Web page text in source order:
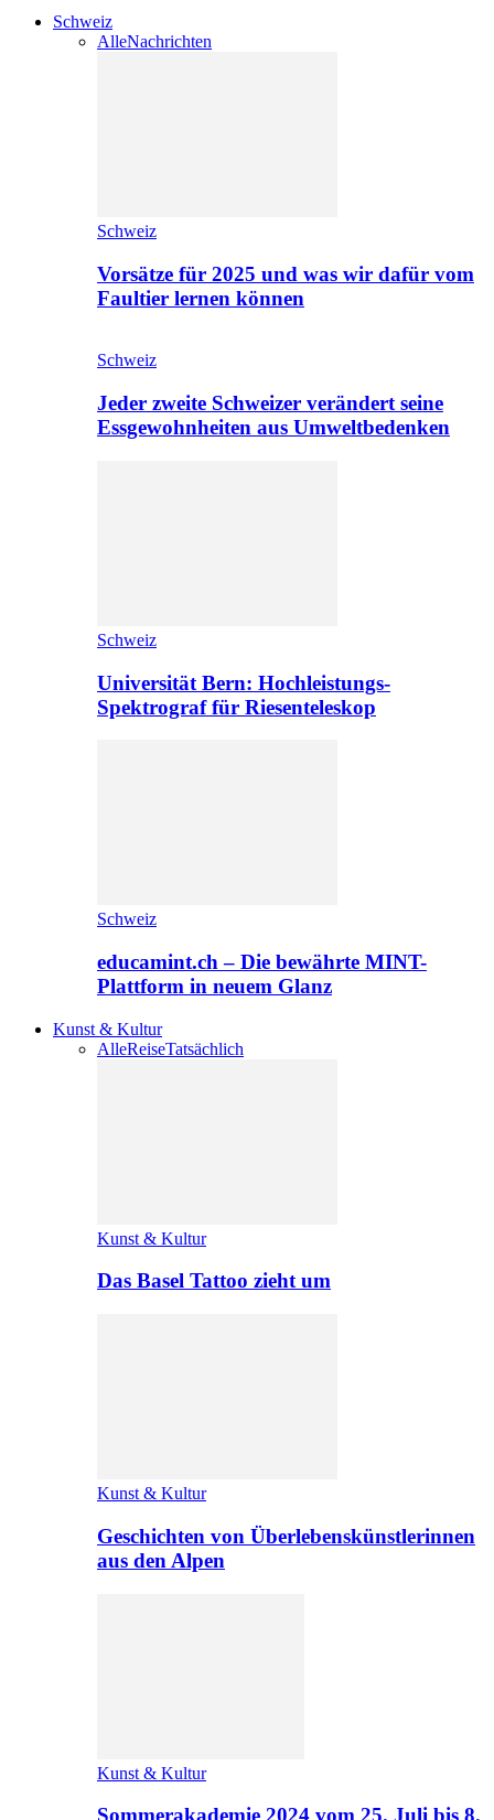
Schweiz
AlleNachrichten
Schweiz
Vorsätze für 2025 und was wir dafür vom
Faultier lernen können
Schweiz
Jeder zweite Schweizer verändert seine
Essgewohnheiten aus Umweltbedenken
Schweiz
Universität Bern: Hochleistungs-
Spektrograf für Riesenteleskop
Schweiz
educamint.ch – Die bewährte MINT-
Plattform in neuem Glanz
Kunst & Kultur
AlleReiseTatsächlich
Kunst & Kultur
Das Basel Tattoo zieht um
Kunst & Kultur
Geschichten von Überlebenskünstlerinnen
aus den Alpen
Kunst & Kultur